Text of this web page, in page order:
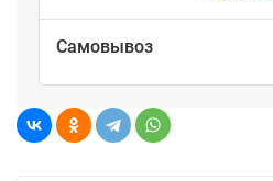
Самовывоз